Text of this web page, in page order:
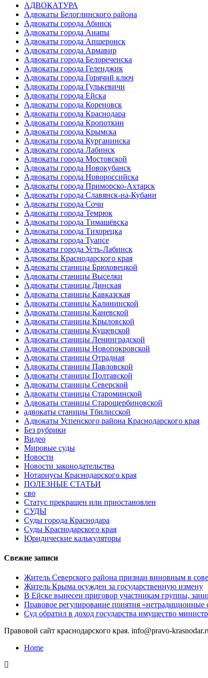
АДВОКАТУРА
Адвокаты Белоглинского района
Адвокаты города Абинск
Адвокаты города Анапы
Адвокаты города Апшеронск
Адвокаты города Армавир
Адвокаты города Белореченска
Адвокаты города Геленджик
Адвокаты города Горячий ключ
Адвокаты города Гулькевичи
Адвокаты города Ейска
Адвокаты города Кореновск
Адвокаты города Краснодара
Адвокаты города Кропоткин
Адвокаты города Крымска
Адвокаты города Курганинска
Адвокаты города Лабинск
Адвокаты города Мостовской
Адвокаты города Новокубанск
Адвокаты города Новороссийска
Адвокаты города Приморско-Ахтарск
Адвокаты города Славянск-на-Кубани
Адвокаты города Сочи
Адвокаты города Темрюк
Адвокаты города Тимашёвска
Адвокаты города Тихорецка
Адвокаты города Туапсе
Адвокаты города Усть-Лабинск
Адвокаты Краснодарского края
Адвокаты станицы Брюховецкой
Адвокаты станицы Выселки
Адвокаты станицы Динская
Адвокаты станицы Кавказская
Адвокаты станицы Калининской
Адвокаты станицы Каневской
Адвокаты станицы Крыловской
Адвокаты станицы Кущевской
Адвокаты станицы Ленинградской
Адвокаты станицы Новопокровской
Адвокаты станицы Отрадная
Адвокаты станицы Павловской
Адвокаты станицы Полтавской
Адвокаты станицы Северской
Адвокаты станицы Староминской
Адвокаты станицы Старощербиновской
адвокаты станицы Тбилисской
Адвокаты Успенского района Краснодарского края
Без рубрики
Видео
Мировые суды
Новости
Новости законодательства
Нотариусы Краснодарского края
ПОЛЕЗНЫЕ СТАТЬИ
сво
Статус прекращен или приостановлен
СУДЫ
Суды города Краснодара
Суды Краснодарского края
Юридические калькуляторы
Свежие записи
Житель Северского района признан виновным в
Житель Крыма осужден за государственную измену
В Ейске вынесен приговор участникам группы,
Правовое регулирование понятия «нетрадиционные
Суд обратил в доход государства имущество
Правовой сайт краснодарского края. info@pravo-
Home